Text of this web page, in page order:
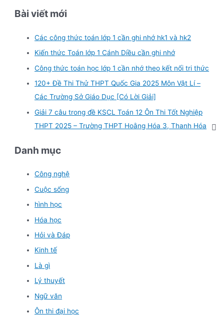
Bài viết mới
Các công thức toán lớp 1 cần ghi nhớ hk1 và hk2
Kiến thức Toán lớp 1 Cánh Diều cần ghi nhớ
Công thức toán học lớp 1 cần nhớ theo kết nối tri thức
120+ Đề Thi Thử THPT Quốc Gia 2025 Môn Vật Lí –
Các Trường Sở Giáo Dục [Có Lời Giải]
Giải 7 câu trong đề KSCL Toán 12 Ôn Thi Tốt Nghiệp
THPT 2025 – Trường THPT Hoằng Hóa 3, Thanh Hóa
Danh mục
Công nghệ
Cuộc sống
hình học
Hóa học
Hỏi và Đáp
Kinh tế
Là gì
Lý thuyết
Ngữ văn
Ôn thi đại học